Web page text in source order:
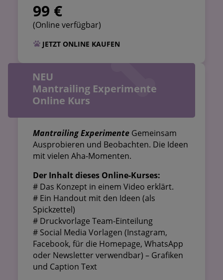
99 €
(Online verfügbar)
JETZT ONLINE KAUFEN
NEU
Mantrailing Experimente
Online Kurs
Mantrailing Experimente Gemeinsam
Ausprobieren und Beobachten. Die Ideen
mit vielen Aha-Momenten.
Der Inhalt dieses Online-Kurses:
# Das Konzept in einem Video erklärt.
# Ein Handout mit den Ideen (als
Spickzettel)
# Druckvorlage Team-Einteilung
# Social Media Vorlagen (Instagram,
Facebook, für die Homepage, WhatsApp
oder Newsletter verwendbar) – Grafiken
und Caption Text